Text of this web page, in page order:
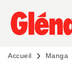
MENU
PIED DE PAGE
Accueil Manga